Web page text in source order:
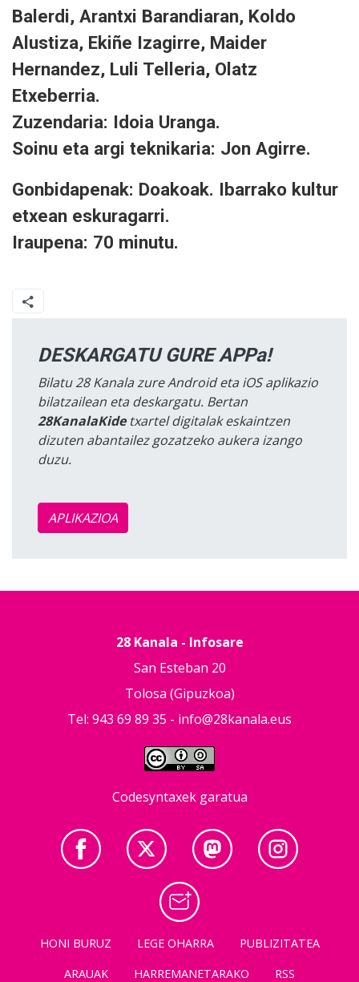
Balerdi, Arantxi Barandiaran, Koldo
Alustiza, Ekiñe Izagirre, Maider
Hernandez, Luli Telleria, Olatz
Etxeberria.
Zuzendaria: Idoia Uranga.
Soinu eta argi teknikaria: Jon Agirre.
Gonbidapenak: Doakoak. Ibarrako kultur
etxean eskuragarri.
Iraupena: 70 minutu.
DESKARGATU GURE APPa!
Bilatu 28 Kanala zure Android eta iOS aplikazio
bilatzailean eta deskargatu. Bertan
28KanalaKidetxartel digitalak eskaintzen
dizuten abantailez gozatzeko aukera izango
duzu.
APLIKAZIOA
28 Kanala - Infosare
San Esteban 20
Tolosa (Gipuzkoa)
Tel: 943 69 89 35 - info@28kanala.eus
Codesyntaxek garatua
HONI BURUZ LEGE OHARRA
PUBLIZITATEA
ARAUAK
HARREMANETARAKO RSS